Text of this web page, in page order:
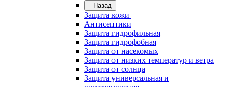
Назад
Защита кожи
Антисептики
Защита гидрофильная
Защита гидрофобная
Защита от насекомых
Защита от низких температур и ветра
Защита от солнца
Защита универсальная и